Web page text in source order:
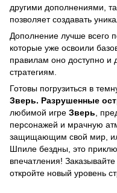
другими дополнениями,
позволяет создавать
Дополнение лучше всего
которые уже освоили
правилам оно доступно и
стратегиям.
Готовы погрузиться в
Зверь. Разрушенные
любимой игре Зверь,
персонажей и мрачную
защищающим свой мир,
Шпиле бездны, это
впечатления!
откройте новый уровень